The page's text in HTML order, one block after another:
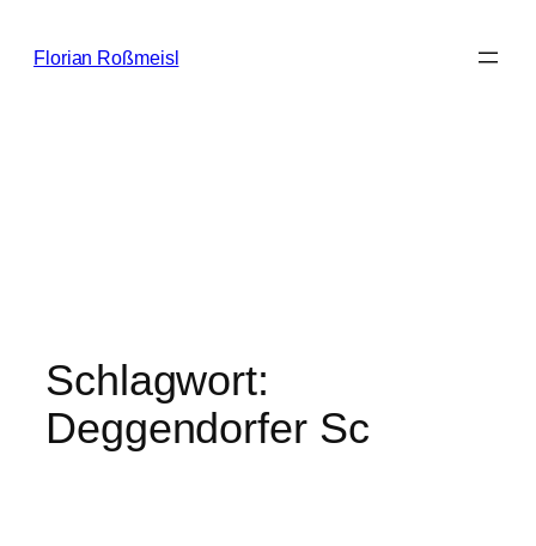
Inhalt
Florian Roßmeisl
Schlagwort:
Deggendorfer Sc